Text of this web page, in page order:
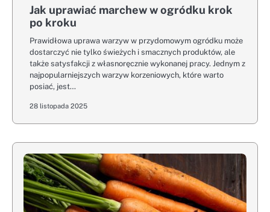
Jak uprawiać marchew w ogródku krok
po kroku
Prawidłowa uprawa warzyw w przydomowym ogródku może
dostarczyć nie tylko świeżych i smacznych produktów, ale
także satysfakcji z własnoręcznie wykonanej pracy. Jednym z
najpopularniejszych warzyw korzeniowych, które warto
posiać, jest…
28 listopada 2025